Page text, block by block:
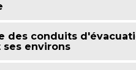
des conduits
environs